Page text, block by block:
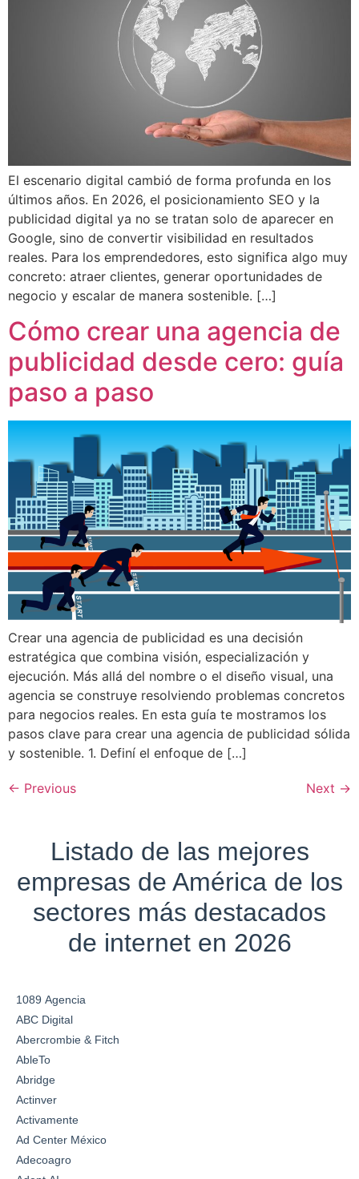
El escenario digital cambió de forma profunda en los
últimos años. En 2026, el posicionamiento SEO y la
publicidad digital ya no se tratan solo de aparecer en
Google, sino de convertir visibilidad en resultados
reales. Para los emprendedores, esto significa algo muy
concreto: atraer clientes, generar oportunidades de
negocio y escalar de manera sostenible. […]
Cómo crear una agencia de
publicidad desde cero: guía
paso a paso
Crear una agencia de publicidad es una decisión
estratégica que combina visión, especialización y
ejecución. Más allá del nombre o el diseño visual, una
agencia se construye resolviendo problemas concretos
para negocios reales. En esta guía te mostramos los
pasos clave para crear una agencia de publicidad sólida
y sostenible. 1. Definí el enfoque de […]
← Previous Next →
Listado de las mejores
empresas de América de los
sectores más destacados
de internet en 2026
1089 Agencia
ABC Digital
Abercrombie & Fitch
AbleTo
Abridge
Actinver
Activamente
Ad Center México
Adecoagro